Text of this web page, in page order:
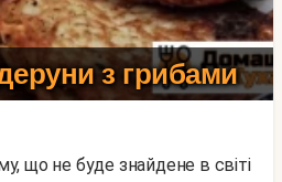
з грибами